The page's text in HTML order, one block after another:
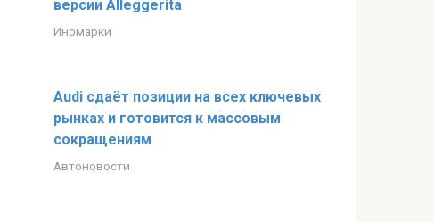
версии Alleggerita
Иномарки
Audi сдаёт позиции на всех ключевых
рынках и готовится к массовым
сокращениям
Автоновости